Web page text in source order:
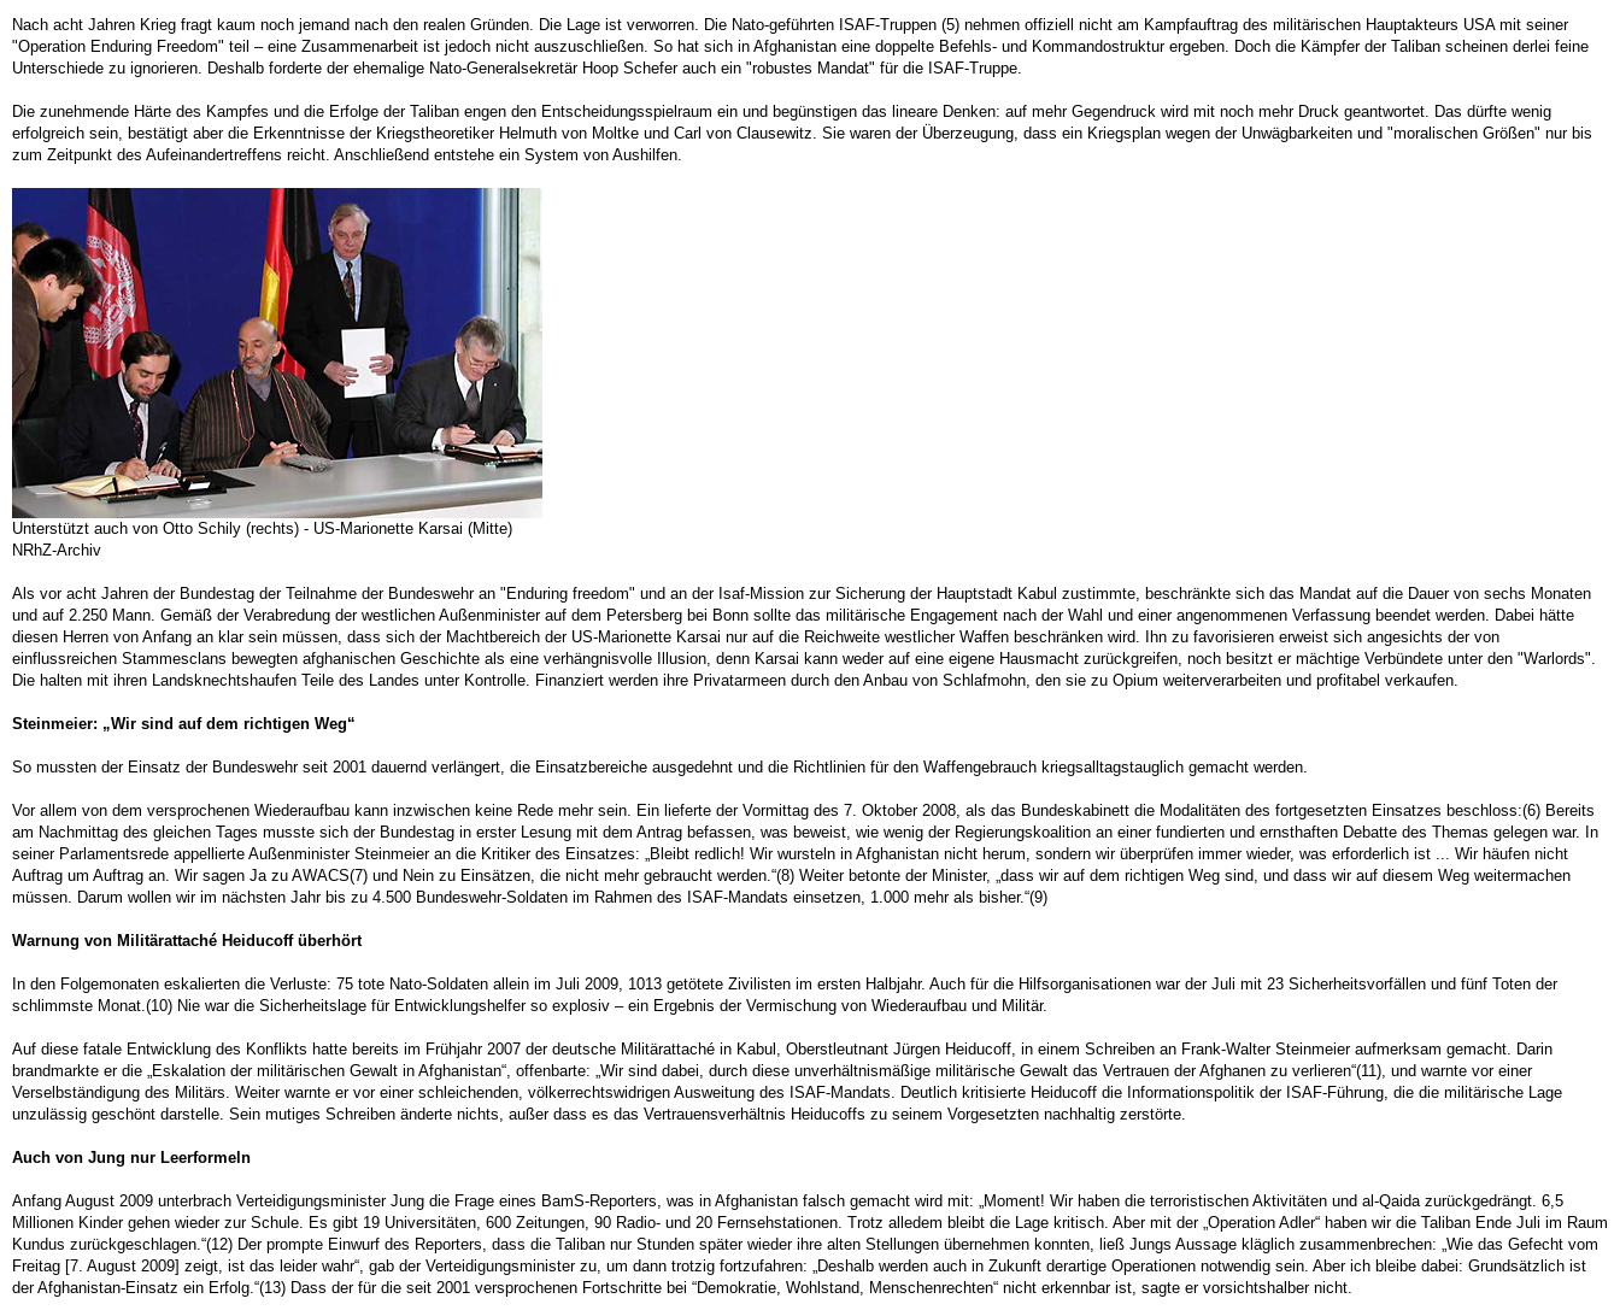
Nach acht Jahren Krieg fragt kaum noch jemand nach den realen Gründen. Die Lage ist verworren. Die Nato-geführten ISAF-Truppen (5) nehmen offiziell nicht am Kampfauftrag des militärischen Hauptakteurs USA mit seiner
"Operation Enduring Freedom" teil – eine Zusammenarbeit ist jedoch nicht auszuschließen. So hat sich in Afghanistan eine doppelte Befehls- und Kommandostruktur ergeben. Doch die Kämpfer der Taliban scheinen derlei feine
Unterschiede zu ignorieren. Deshalb forderte der ehemalige Nato-Generalsekretär Hoop Schefer auch ein "robustes Mandat" für die ISAF-Truppe.
Die zunehmende Härte des Kampfes und die Erfolge der Taliban engen den Entscheidungsspielraum ein und begünstigen das lineare Denken: auf mehr Gegendruck wird mit noch mehr Druck geantwortet. Das dürfte wenig
erfolgreich sein, bestätigt aber die Erkenntnisse der Kriegstheoretiker Helmuth von Moltke und Carl von Clausewitz. Sie waren der Überzeugung, dass ein Kriegsplan wegen der Unwägbarkeiten und "moralischen Größen" nur bis
zum Zeitpunkt des Aufeinandertreffens reicht. Anschließend entstehe ein System von Aushilfen.
Unterstützt auch von Otto Schily (rechts) - US-Marionette Karsai (Mitte)
NRhZ-Archiv
Als vor acht Jahren der Bundestag der Teilnahme der Bundeswehr an "Enduring freedom" und an der Isaf-Mission zur Sicherung der Hauptstadt Kabul zustimmte, beschränkte sich das Mandat auf die Dauer von sechs Monaten
und auf 2.250 Mann. Gemäß der Verabredung der westlichen Außenminister auf dem Petersberg bei Bonn sollte das militärische Engagement nach der Wahl und einer angenommenen Verfassung beendet werden. Dabei hätte
diesen Herren von Anfang an klar sein müssen, dass sich der Machtbereich der US-Marionette Karsai nur auf die Reichweite westlicher Waffen beschränken wird. Ihn zu favorisieren erweist sich angesichts der von
einflussreichen Stammesclans bewegten afghanischen Geschichte als eine verhängnisvolle Illusion, denn Karsai kann weder auf eine eigene Hausmacht zurückgreifen, noch besitzt er mächtige Verbündete unter den "Warlords".
Die halten mit ihren Landsknechtshaufen Teile des Landes unter Kontrolle. Finanziert werden ihre Privatarmeen durch den Anbau von Schlafmohn, den sie zu Opium weiterverarbeiten und profitabel verkaufen.
Steinmeier: „Wir sind auf dem richtigen Weg“
So mussten der Einsatz der Bundeswehr seit 2001 dauernd verlängert, die Einsatzbereiche ausgedehnt und die Richtlinien für den Waffengebrauch kriegsalltagstauglich gemacht werden.
Vor allem von dem versprochenen Wiederaufbau kann inzwischen keine Rede mehr sein. Ein lieferte der Vormittag des 7. Oktober 2008, als das Bundeskabinett die Modalitäten des fortgesetzten Einsatzes beschloss:(6) Bereits
am Nachmittag des gleichen Tages musste sich der Bundestag in erster Lesung mit dem Antrag befassen, was beweist, wie wenig der Regierungskoalition an einer fundierten und ernsthaften Debatte des Themas gelegen war. In
seiner Parlamentsrede appellierte Außenminister Steinmeier an die Kritiker des Einsatzes: „Bleibt redlich! Wir wursteln in Afghanistan nicht herum, sondern wir überprüfen immer wieder, was erforderlich ist ... Wir häufen nicht
Auftrag um Auftrag an. Wir sagen Ja zu AWACS(7) und Nein zu Einsätzen, die nicht mehr gebraucht werden.“(8) Weiter betonte der Minister, „dass wir auf dem richtigen Weg sind, und dass wir auf diesem Weg weitermachen
müssen. Darum wollen wir im nächsten Jahr bis zu 4.500 Bundeswehr-Soldaten im Rahmen des ISAF-Mandats einsetzen, 1.000 mehr als bisher.“(9)
Warnung von Militärattaché Heiducoff überhört
In den Folgemonaten eskalierten die Verluste: 75 tote Nato-Soldaten allein im Juli 2009, 1013 getötete Zivilisten im ersten Halbjahr. Auch für die Hilfsorganisationen war der Juli mit 23 Sicherheitsvorfällen und fünf Toten der
schlimmste Monat.(10) Nie war die Sicherheitslage für Entwicklungshelfer so explosiv – ein Ergebnis der Vermischung von Wiederaufbau und Militär.
Auf diese fatale Entwicklung des Konflikts hatte bereits im Frühjahr 2007 der deutsche Militärattaché in Kabul, Oberstleutnant Jürgen Heiducoff, in einem Schreiben an Frank-Walter Steinmeier aufmerksam gemacht. Darin
brandmarkte er die „Eskalation der militärischen Gewalt in Afghanistan“, offenbarte: „Wir sind dabei, durch diese unverhältnismäßige militärische Gewalt das Vertrauen der Afghanen zu verlieren“(11), und warnte vor einer
Verselbständigung des Militärs. Weiter warnte er vor einer schleichenden, völkerrechtswidrigen Ausweitung des ISAF-Mandats. Deutlich kritisierte Heiducoff die Informationspolitik der ISAF-Führung, die die militärische Lage
unzulässig geschönt darstelle. Sein mutiges Schreiben änderte nichts, außer dass es das Vertrauensverhältnis Heiducoffs zu seinem Vorgesetzten nachhaltig zerstörte.
Auch von Jung nur Leerformeln
Anfang August 2009 unterbrach Verteidigungsminister Jung die Frage eines BamS-Reporters, was in Afghanistan falsch gemacht wird mit: „Moment! Wir haben die terroristischen Aktivitäten und al-Qaida zurückgedrängt. 6,5
Millionen Kinder gehen wieder zur Schule. Es gibt 19 Universitäten, 600 Zeitungen, 90 Radio- und 20 Fernsehstationen. Trotz alledem bleibt die Lage kritisch. Aber mit der „Operation Adler“ haben wir die Taliban Ende Juli im Raum
Kundus zurückgeschlagen.“(12) Der prompte Einwurf des Reporters, dass die Taliban nur Stunden später wieder ihre alten Stellungen übernehmen konnten, ließ Jungs Aussage kläglich zusammenbrechen: „Wie das Gefecht vom
Freitag [7. August 2009] zeigt, ist das leider wahr“, gab der Verteidigungsminister zu, um dann trotzig fortzufahren: „Deshalb werden auch in Zukunft derartige Operationen notwendig sein. Aber ich bleibe dabei: Grundsätzlich ist
der Afghanistan-Einsatz ein Erfolg.“(13) Dass der für die seit 2001 versprochenen Fortschritte bei “Demokratie, Wohlstand, Menschenrechten“ nicht erkennbar ist, sagte er vorsichtshalber nicht.